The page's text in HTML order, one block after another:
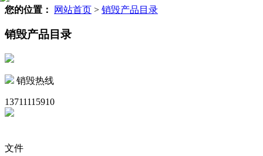
您的位置： 网站首页 > 销毁产品目录
销毁产品目录
销毁热线
13711115910
文件